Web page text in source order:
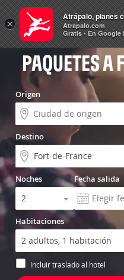
Vuelo+Hotel
PAQUETES A
Origen
Destino
Noches Fecha salida
Habitaciones
Incluir traslado al hotel
×
Atrápalo, planes
Atrapalo.com
Gratis - En Google